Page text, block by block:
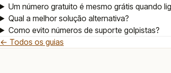
Um número gratuito é mesmo grátis quando
Qual a melhor solução alternativa?
Como evito números de suporte golpistas?
← Todos os guias